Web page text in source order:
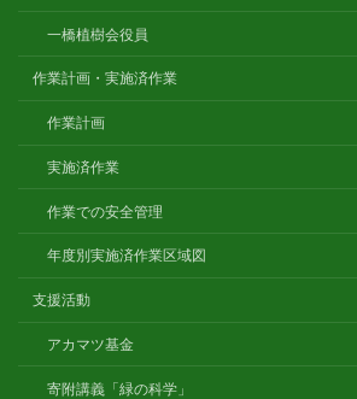
一橋植樹会役員
作業計画・実施済作業
作業計画
実施済作業
作業での安全管理
年度別実施済作業区域図
支援活動
アカマツ基金
寄附講義「緑の科学」